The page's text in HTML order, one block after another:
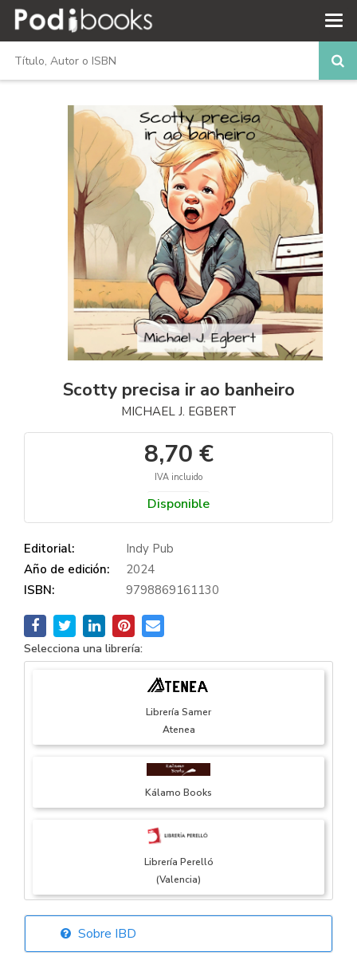
Scotty precisa ir ao banheiro
MICHAEL J. EGBERT
8,70 €
IVA incluido
Disponible
Editorial:
Indy Pub
Año de edición:
2024
ISBN:
9798869161130
Selecciona una librería:
Librería Samer
Atenea
Kálamo Books
Librería Perelló
(Valencia)
Librería Elías
Sobre IBD